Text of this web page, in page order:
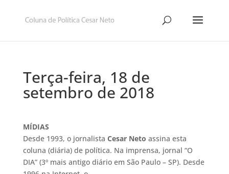
Terça-feira, 18 de
setembro de 2018
MÍDIAS
Desde 1993, o jornalista Cesar Neto assina esta
coluna (diária) de política. Na imprensa, jornal “O
DIA” (3º mais antigo diário em São Paulo – SP). Desde